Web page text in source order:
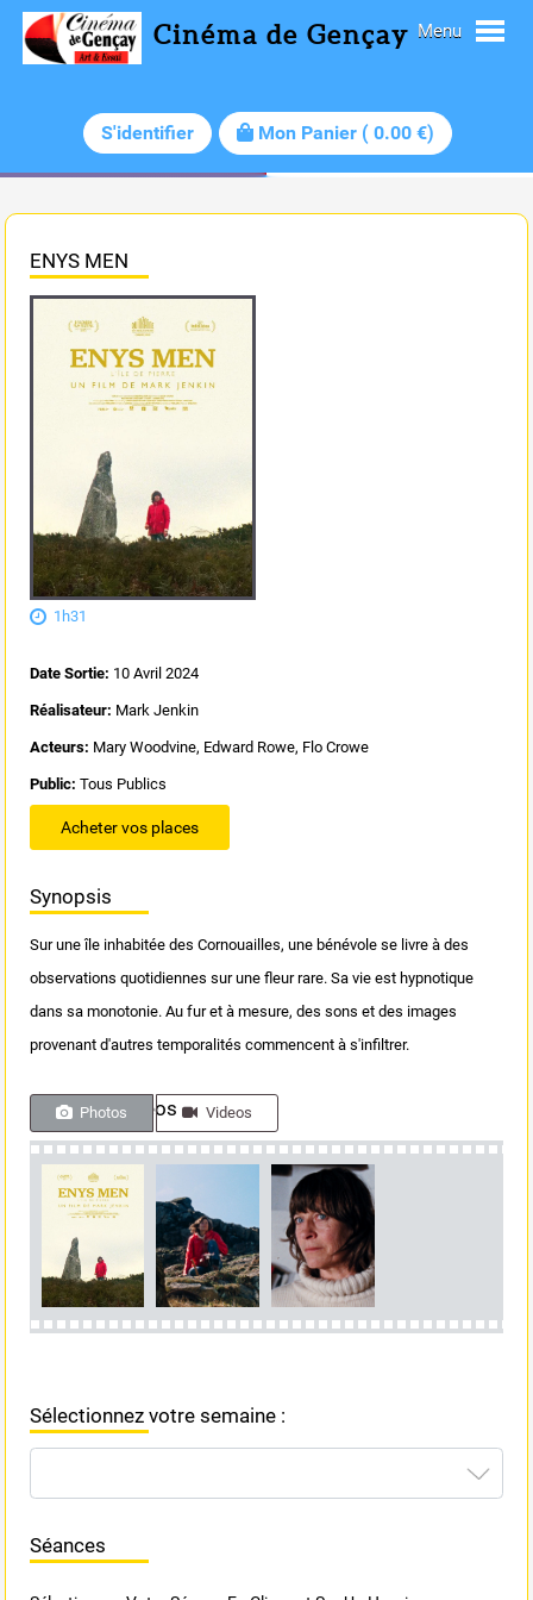
Cinéma de Gençay
S'identifier Mon Panier (0.00 €)
Menu
ENYS MEN
1h31
Date Sortie: 10 Avril 2024
Réalisateur: Mark Jenkin
Acteurs: Mary Woodvine, Edward Rowe, Flo Crowe
Public:Tous Publics
Acheter vos places
Synopsis
Sur une île inhabitée des Cornouailles, une bénévole se livre à des
observations quotidiennes sur une fleur rare. Sa vie est hypnotique
dans sa monotonie. Au fur et à mesure, des sons et des images
provenant d'autres temporalités commencent à s'infiltrer.
Photos & videos
Photos Videos
Sélectionnez votre semaine :
Séances